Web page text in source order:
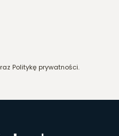
Politykę prywatności.